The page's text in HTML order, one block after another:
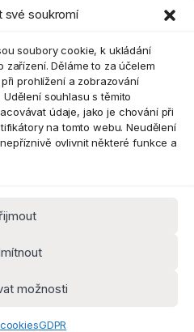
své soukromí
soubory cookie, k ukládání
Děláme to za účelem
prohlížení a zobrazování
souhlasu s těmito
údaje, jako je chování při
na tomto webu. Neudělení
ovlivnit některé funkce a
možnosti
GDPR
Kontaktujte nás
8:30 - 16:00